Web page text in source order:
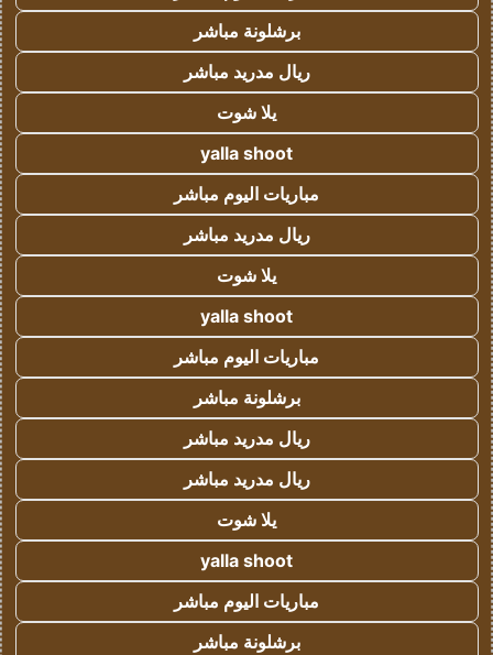
برشلونة مباشر
ريال مدريد مباشر
يلا شوت
yalla shoot
مباريات اليوم مباشر
ريال مدريد مباشر
يلا شوت
yalla shoot
مباريات اليوم مباشر
برشلونة مباشر
ريال مدريد مباشر
ريال مدريد مباشر
يلا شوت
yalla shoot
مباريات اليوم مباشر
برشلونة مباشر